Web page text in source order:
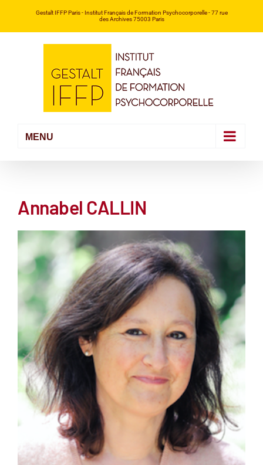
Gestalt IFFP Paris- Institut Français de Formation Psychocorporelle -77 rue
des Archives 75003 Paris
Annabel CALLIN
Voir
l'image
agrandie